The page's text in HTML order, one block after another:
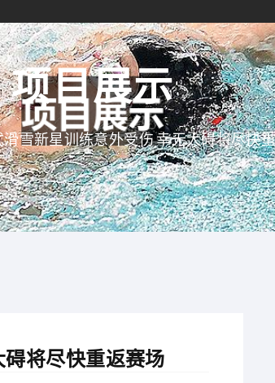
项目展示
雪新星训练意外受伤 幸无大碍将尽快
将尽快重返赛场